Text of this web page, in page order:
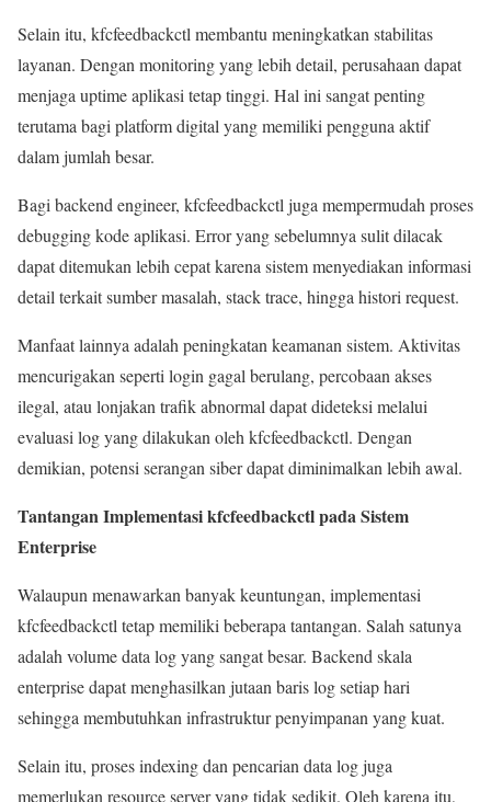
Selain itu, kfcfeedbackctl membantu meningkatkan stabilitas
layanan. Dengan monitoring yang lebih detail, perusahaan dapat
menjaga uptime aplikasi tetap tinggi. Hal ini sangat penting
terutama bagi platform digital yang memiliki pengguna aktif
dalam jumlah besar.
Bagi backend engineer, kfcfeedbackctl juga mempermudah proses
debugging kode aplikasi. Error yang sebelumnya sulit dilacak
dapat ditemukan lebih cepat karena sistem menyediakan informasi
detail terkait sumber masalah, stack trace, hingga histori request.
Manfaat lainnya adalah peningkatan keamanan sistem. Aktivitas
mencurigakan seperti login gagal berulang, percobaan akses
ilegal, atau lonjakan trafik abnormal dapat dideteksi melalui
evaluasi log yang dilakukan oleh kfcfeedbackctl. Dengan
demikian, potensi serangan siber dapat diminimalkan lebih awal.
Tantangan Implementasi kfcfeedbackctl pada Sistem
Enterprise
Walaupun menawarkan banyak keuntungan, implementasi
kfcfeedbackctl tetap memiliki beberapa tantangan. Salah satunya
adalah volume data log yang sangat besar. Backend skala
enterprise dapat menghasilkan jutaan baris log setiap hari
sehingga membutuhkan infrastruktur penyimpanan yang kuat.
Selain itu, proses indexing dan pencarian data log juga
memerlukan resource server yang tidak sedikit. Oleh karena itu,